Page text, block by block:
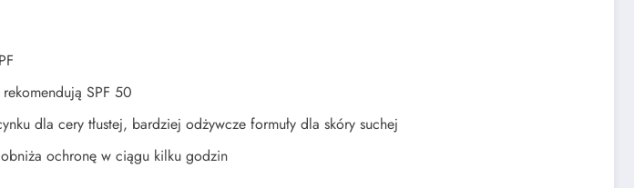
SPF 50
dla cery tłustej, bardziej odżywcze formuły dla skóry suchej
ochronę w ciągu kilku godzin